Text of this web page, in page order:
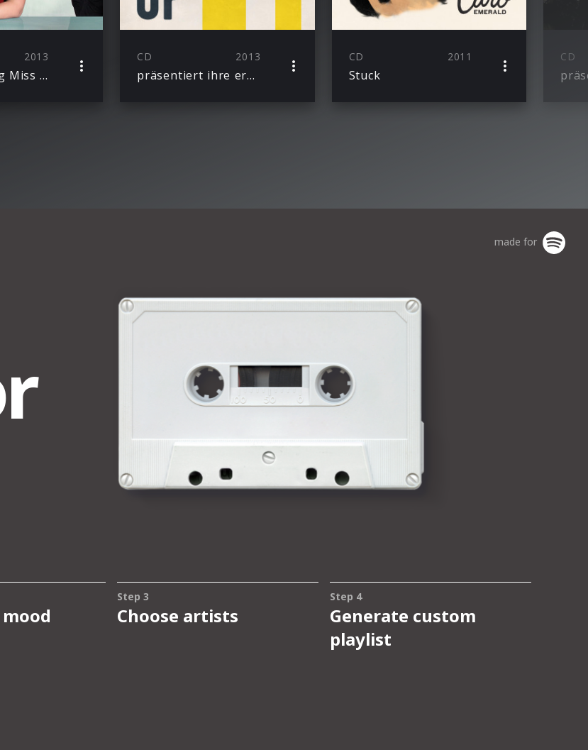
2013
The Shocking Miss Emerald
CD 2013
präsentiert ihre erste Single “Tangled Up” aus dem neuen Album “The Shocking Miss Emerald”
CD 2011
Stuck
CD